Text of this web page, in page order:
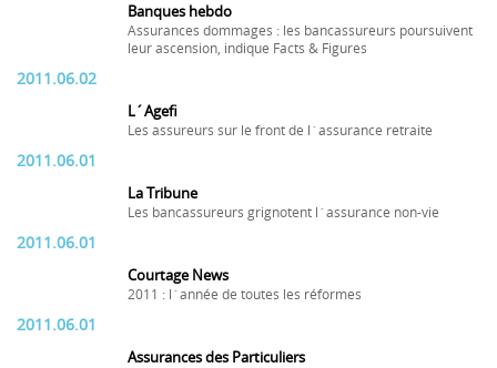
Banques hebdo
Assurances dommages : les bancassureurs poursuivent
leur ascension, indique Facts & Figures
2011.06.02
L´Agefi
Les assureurs sur le front de l´assurance retraite
2011.06.01
La Tribune
Les bancassureurs grignotent l´assurance non-vie
2011.06.01
Courtage News
2011 : l´année de toutes les réformes
2011.06.01
Assurances des Particuliers